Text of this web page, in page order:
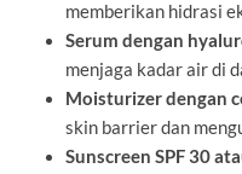
memberikan hidrasi
Serum dengan
menjaga kadar air di
Moisturizer dengan
skin barrier dan
Sunscreen SPF 30